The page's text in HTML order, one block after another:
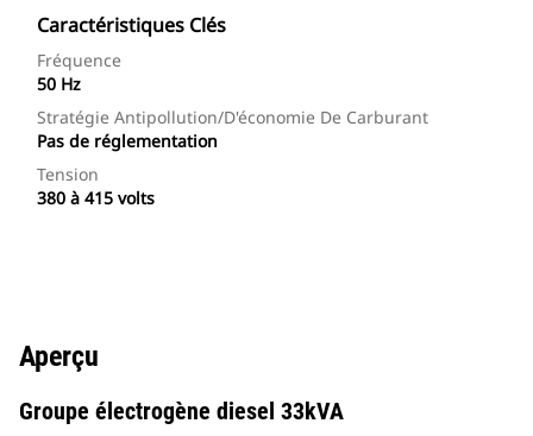
Caractéristiques Clés
Fréquence
50 Hz
Stratégie Antipollution/d'économie De Carburant
Pas de réglementation
Tension
380 à 415 volts
Aperçu
Groupe électrogène diesel 33kVA